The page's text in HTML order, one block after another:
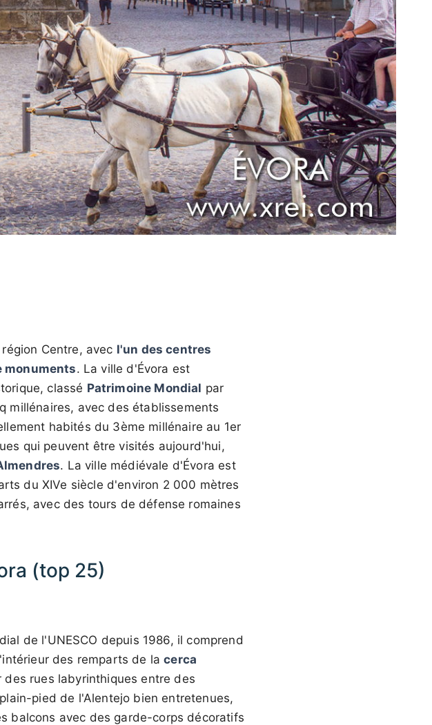
Centre, avec l'un des centres
monuments. La ville d'Évora est
classé Patrimoine Mondial par
millénaires, avec des établissements
habités du 3ème millénaire au 1er
qui peuvent être visités aujourd'hui,
. La ville médiévale d'Évora est
du XIVe siècle d'environ 2 000 mètres
avec des tours de défense romaines
(top 25)
de l'UNESCO depuis 1986, il comprend
des remparts de lacerca
rues labyrinthiques entre des
pied de l'Alentejo bien entretenues,
balcons avec des garde-corps décoratifs